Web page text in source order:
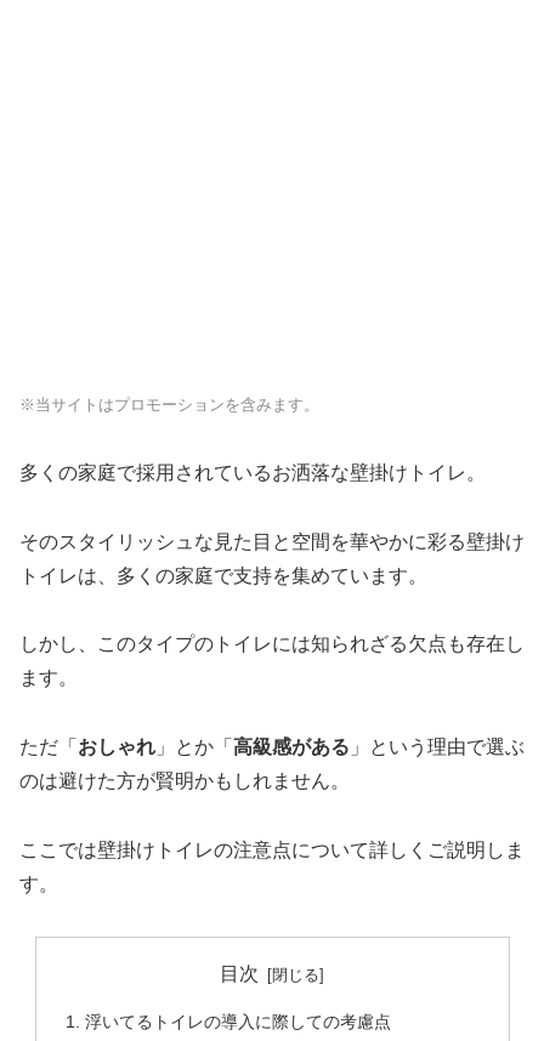
※当サイトはプロモーションを含みます。
多くの家庭で採用されているお洒落な壁掛けトイレ。
そのスタイリッシュな見た目と空間を華やかに彩る壁掛け
トイレは、多くの家庭で支持を集めています。
しかし、このタイプのトイレには知られざる欠点も存在し
ます。
ただ「 おしゃれ 」とか「 高級感がある 」という理由で選ぶ
のは避けた方が賢明かもしれません。
ここでは壁掛けトイレの注意点について詳しくご説明しま
す。
目次
浮いてるトイレの導入に際しての考慮点